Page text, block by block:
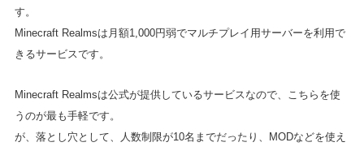
す。
Minecraft Realmsは月額1,000円弱でマルチプレイ用サーバーを利用で
きるサービスです。
Minecraft Realmsは公式が提供しているサービスなので、こちらを使
うのが最も手軽です。
が、落とし穴として、人数制限が10名までだったり、MODなどを使え